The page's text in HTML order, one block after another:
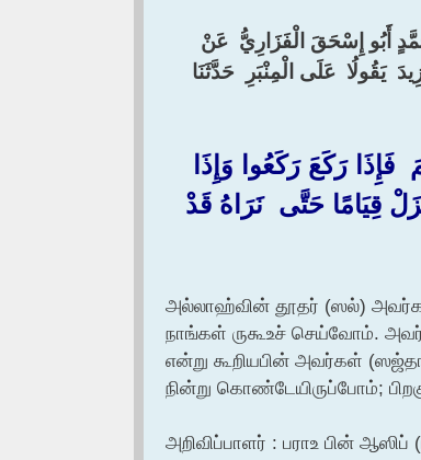
أَبُو إِسْحَقَ الْفَزَارِيُّ ‏ ‏عَنْ
‏عَلَى الْمِنْبَرِ ‏ ‏حَدَّثَنَا
رَكَعَ رَكَعُوا وَإِذَا
قِيَامًا حَتَّى ‏ ‏نَرَاهُ قَدْ
அல்லாஹ்வின் தூதர் (ஸல்)
நாங்கள் ருகூஉச் செய்வோம்.
என்று கூறியபின் அவர்கள்
நின்று கொண்டேயிருப்போம்;
அறிவிப்பாளர் : பராஉ பின்